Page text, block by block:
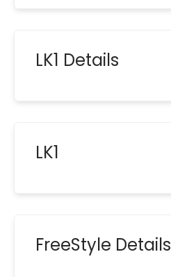
LK1 Details
LK1
FreeStyle Details